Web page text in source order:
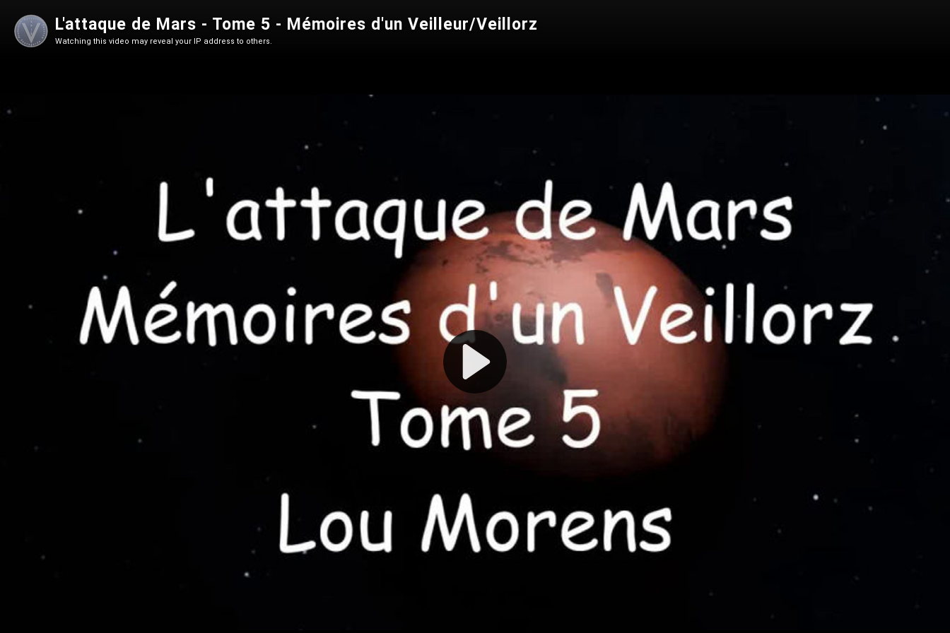
Play
Video
L'attaque de Mars - Tome 5 - Mémoires d'un Veilleur/Veillorz
Watching this video may reveal your IP address to others.